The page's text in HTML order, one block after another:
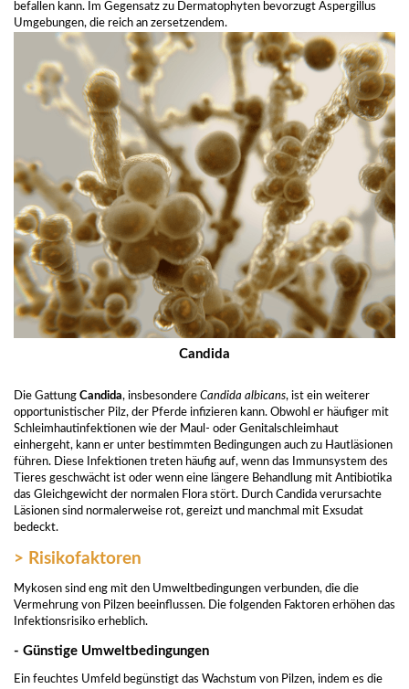
befallen kann. Im Gegensatz zu Dermatophyten bevorzugt Aspergillus
Umgebungen, die reich an zersetzendem.
Candida
Die Gattung Candida, insbesondere Candida albicans, ist ein weiterer
opportunistischer Pilz, der Pferde infizieren kann. Obwohl er häufiger mit
Schleimhautinfektionen wie der Maul- oder Genitalschleimhaut
einhergeht, kann er unter bestimmten Bedingungen auch zu Hautläsionen
führen. Diese Infektionen treten häufig auf, wenn das Immunsystem des
Tieres geschwächt ist oder wenn eine längere Behandlung mit Antibiotika
das Gleichgewicht der normalen Flora stört. Durch Candida verursachte
Läsionen sind normalerweise rot, gereizt und manchmal mit Exsudat
bedeckt.
> Risikofaktoren
Mykosen sind eng mit den Umweltbedingungen verbunden, die die
Vermehrung von Pilzen beeinflussen. Die folgenden Faktoren erhöhen das
Infektionsrisiko erheblich.
- Günstige Umweltbedingungen
Ein feuchtes Umfeld begünstigt das Wachstum von Pilzen, indem es die